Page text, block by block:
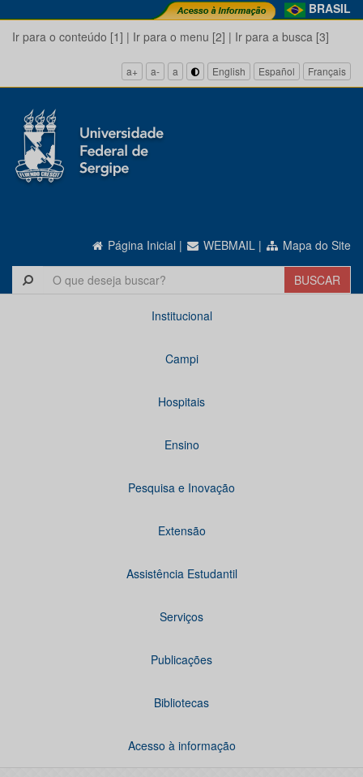
BRASIL
Ir para o conteúdo [1] | Ir para o menu [2] | Ir para a busca [3]
a+ a- a English Español Français
Página Inicial | WEBMAIL | Mapa do Site
Institucional
Campi
Hospitais
Ensino
Pesquisa e Inovação
Extensão
Assistência Estudantil
Serviços
Publicações
Bibliotecas
Acesso à informação